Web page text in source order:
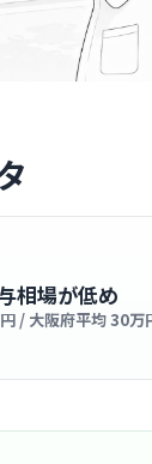
入居者様
があり、
のあるアッ
… 詳しく見る
八尾徳洲
最寄り
スタッフ
し合う活
… 詳しく見
相場が低め
/ 大阪府平均 30万